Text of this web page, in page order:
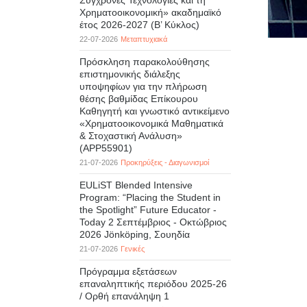
Χρηματοοικονομική» ακαδημαϊκό
έτος 2026-2027 (B’ Kύκλος)
22-07-2026 Μεταπτυχιακά
Πρόσκληση παρακολούθησης
επιστημονικής διάλεξης
υποψηφίων για την πλήρωση
θέσης βαθμίδας Επίκουρου
Καθηγητή και γνωστικό αντικείμενο
«Χρηματοοικονομικά Μαθηματικά
& Στοχαστική Ανάλυση»
(APP55901)
21-07-2026 Προκηρύξεις - Διαγωνισμοί
EULiST Blended Intensive
Program: “Placing the Student in
the Spotlight” Future Educator -
Today 2 Σεπτέμβριος - Οκτώβριος
2026 Jönköping, Σουηδία
21-07-2026 Γενικές
Πρόγραμμα εξετάσεων
επαναληπτικής περιόδου 2025-26
/ Ορθή επανάληψη 1